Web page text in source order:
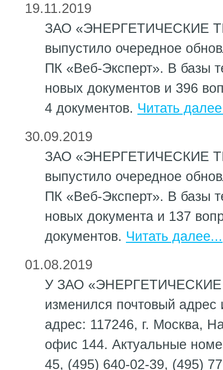
19.11.2019
ЗАО «ЭНЕРГЕТИЧЕСКИЕ
выпустило очередное
ПК «Веб-Эксперт». В базы
новых документов и 396
4 документов. Читать
30.09.2019
ЗАО «ЭНЕРГЕТИЧЕСКИЕ
выпустило очередное
ПК «Веб-Эксперт». В базы
новых документа и 137
документов. Читать далее...
01.08.2019
У ЗАО
изменился почтовый
адрес: 117246, г. Москва,
офис 144. Актуальные
45, (495) 640-02-39, (495)